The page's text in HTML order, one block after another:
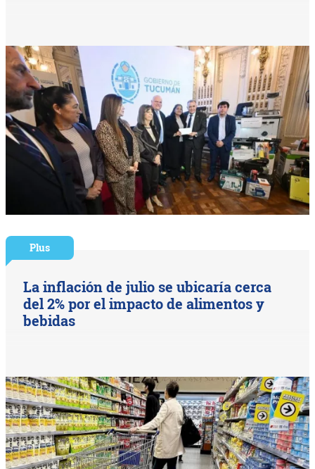
Plus
La inflación de julio se ubicaría cerca
del 2% por el impacto de alimentos y
bebidas